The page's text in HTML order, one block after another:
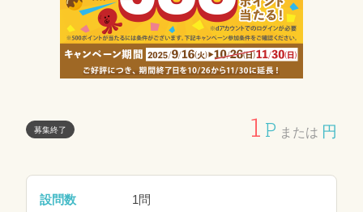
募集終了 1 P または 円
設問数
1問